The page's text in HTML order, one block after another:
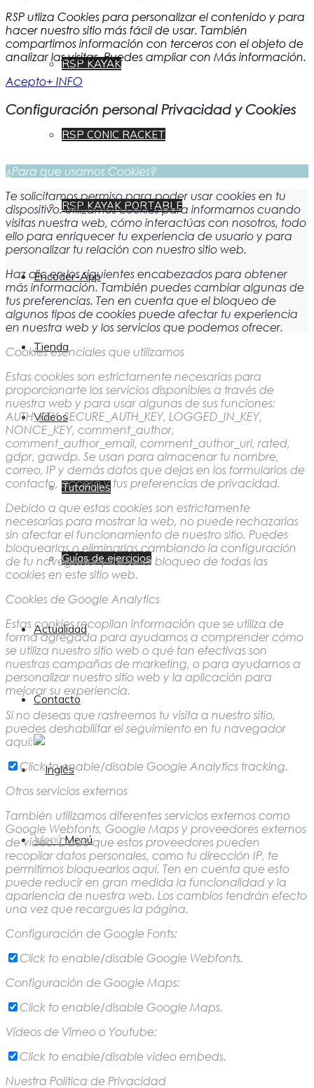
RSP KAYAK
RSP CONIC RACKET
RSP KAYAK PORTABLE
Encoder-App
Tienda
Vídeos
Tutoriales
Guías de ejercicios
Actualidad
Contacto
Menú Menú
RSP utliza Cookies para personalizar el contenido y para
hacer nuestro sitio más fácil de usar. También
compartimos información con terceros con el objeto de
analizar las visitas. Puedes ampliar con Más información.
Acepto+ INFO
Configuración personal Privacidad y Cookies
¿Para que usamos Cookies?
Te solicitamos permiso para poder usar cookies en tu
dispositivo. Utilizamos cookies para informarnos cuando
visitas nuestra web, cómo interactúas con nosotros, todo
ello para enriquecer tu experiencia de usuario y para
personalizar tu relación con nuestro sitio web.
Haz clic en los siguientes encabezados para obtener
más información. También puedes cambiar algunas de
tus preferencias. Ten en cuenta que el bloqueo de
algunos tipos de cookies puede afectar tu experiencia
en nuestra web y los servicios que podemos ofrecer.
Cookies esenciales que utilizamos
Estas cookies son estrictamente necesarias para
proporcionarte los servicios disponibles a través de
nuestra web y para usar algunas de sus funciones:
AUTH_KEY, SECURE_AUTH_KEY, LOGGED_IN_KEY,
NONCE_KEY, comment_author,
comment_author_email, comment_author_url, rated,
gdpr, gawdp. Se usan para almacenar tu nombre,
correo, IP y demás datos que dejas en los formularios de
contacto, acceso y tus preferencias de privacidad.
Debido a que estas cookies son estrictamente
necesarias para mostrar la web, no puede rechazarlas
sin afectar el funcionamiento de nuestro sitio. Puedes
bloquearlas o eliminarlas cambiando la configuración
de tu navegador y forzar el bloqueo de todas las
cookies en este sitio web.
Cookies de Google Analytics
Estas cookies recopilan información que se utiliza de
forma agregada para ayudarnos a comprender cómo
se utiliza nuestro sitio web o qué tan efectivas son
nuestras campañas de marketing, o para ayudarnos a
personalizar nuestro sitio web y la aplicación para
mejorar su experiencia.
Si no deseas que rastreemos tu visita a nuestro sitio,
puedes deshabilitar el seguimiento en tu navegador
aquí:
Click to enable/disable Google Analytics tracking.
Otros servicios externos
También utilizamos diferentes servicios externos como
Google Webfonts, Google Maps y proveedores externos
de video. Dado que estos proveedores pueden
recopilar datos personales, como tu dirección IP, te
permitimos bloquearlos aquí. Ten en cuenta que esto
puede reducir en gran medida la funcionalidad y la
apariencia de nuestra web. Los cambios tendrán efecto
una vez que recargues la página.
Configuración de Google Fonts:
Click to enable/disable Google Webfonts.
Configuración de Google Maps:
Click to enable/disable Google Maps.
Vídeos de Vimeo o Youtube:
Click to enable/disable video embeds.
Nuestra Política de Privacidad